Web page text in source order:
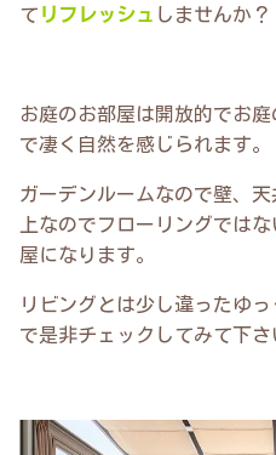
て リフレッシュ しませんか？
お庭のお部屋は開放的でお
で凄く自然を感じられます。
ガーデンルームなので壁、
上なのでフローリングでは
屋になります。
リビングとは少し違ったゆ
で是非チェックしてみて下さ